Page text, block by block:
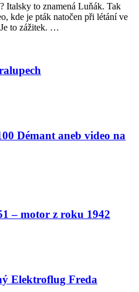
Italsky to znamená Luňák. Tak
kde je pták natočen při létání ve
to zážitek. …
Démant aneb video na
– motor z roku 1942
Elektroflug Freda